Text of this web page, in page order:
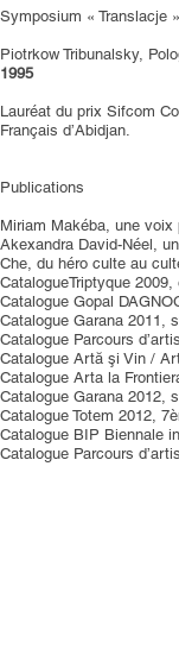
Symposium « Translacje
Piotrkow Tribunalsky,
1995
Lauréat du prix Sifcom
Français d’Abidjan.
Publications
Miriam Makéba, une voix
Akexandra David-Néel,
Che, du héro culte au
CatalogueTriptyque
Catalogue Gopal
Catalogue Garana 2011,
Catalogue Parcours
Catalogue Artă şi Vin /
Catalogue Arta la
Catalogue Garana 2012,
Catalogue Totem 2012,
Catalogue BIP Biennale
Catalogue Parcours